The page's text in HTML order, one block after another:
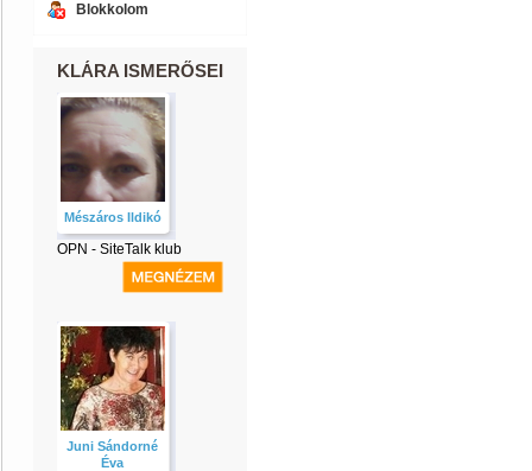
Blokkolom
KLÁRA ISMERŐSEI
Mészáros Ildikó
OPN - SiteTalk klub
Juni Sándorné
Éva